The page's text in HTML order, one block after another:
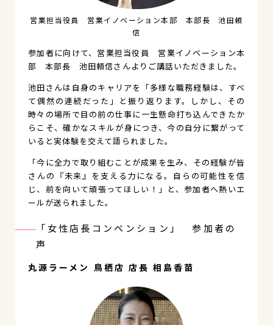
営業担当役員 営業イノベーション本部 本部長 池田頼
信
参加者に向けて、営業担当役員 営業イノベーション本
部 本部長 池田頼信さんよりご講話いただきました。
池田さんは自身のキャリアを「多様な職務経験は、すべ
て偶然の連続だった」と振り返ります。しかし、その
時々の場所で目の前の仕事に一生懸命打ち込んできたか
らこそ、確かなスキルが身につき、今の自分に繋がって
いると実体験を交えて語られました。
「今に全力で取り組むことが成果を生み、その経験が皆
さんの『未来』を支える力になる。自らの可能性を信
じ、前を向いて頑張ってほしい！」と、参加者へ熱いエ
ールが送られました。
「女性店長コンベンション」 参加者の
声
丸源ラーメン 鳥栖店 店長 相島香苗